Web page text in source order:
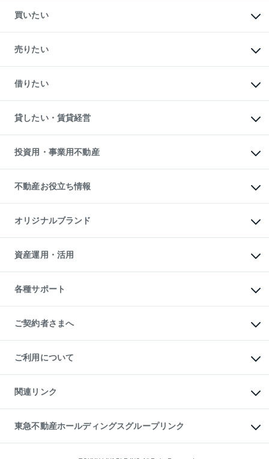
買いたい
新築・分譲マンションの購入
中古マンションの購入
一戸建ての購入
中古一戸建ての購入
不動産購入の流れ
注目キーワード物件特集
購入ガイド
English 繁体中文簡体中文
売りたい
一戸建ての売却・査定
土地の売却・査定
スピードAI査定
不動産査定について
不動産売却の流れ
不動産買換えの流れ
売却ガイド
借りたい
オフィス・店舗の賃貸
借りるときの流れ
借りるガイド
貸したい・賃貸経営
マンション賃料データ
賃貸管理プラン
リロケーションについて
貸すガイド
投資用・事業用不動産
事業用不動産
マンション投資
投資用マンション
アパート経営
収益物件
ビル購入（ビル一棟）
投資用不動産の売却査定
事業用不動産の売却査定
不動産お役立ち情報
マンションライブラリー
人気マンションランキング
暮らしに役立つ不動産メディア
不動産相場・不動産価格情報
不動産コラム・ニュース
不動産用語集
不動産なんでもネット相談室
住まいの税金
オリジナルブランド
一棟リノベーションマンション
L`GENTE（ルジェンテ）
区分リノベーションマンション
投資用一棟レジデンスWELL
不動産小口投資
LEGACIA（レガシア）
資産運用・活用
不動産M&A
アセットマネジメント・出資
各種サポート
相続サポート
リフォームサポート
ご契約者さまへ
ご紹介・再契約特典
入居者様専用-各種ご案内（賃貸）
東急こすもす会「こすもすWeb」
ご利用について
金融商品取引について
東急リバブル ソーシャルメディアポリシー
ご意見・お問い合わせ（金融商品取引専用の相談・お問い合わせ窓口）
ダイレクトメール（郵送物）・Eメールなどの送付停止について
関連リンク
これからご結婚される方に東急百貨店のブライダルクラブ
人材サービスのご用命は 東急リバブルスタッフ株式会社まで
東北の逸品を贈ります 東北すぐれものセレクション
東急不動産ホールディングスグループリンク
東急コミュニティー